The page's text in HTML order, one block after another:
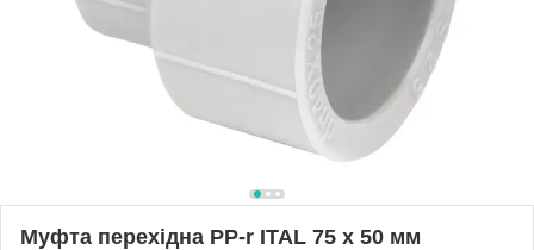
Муфта перехідна PP-r ITAL 75 x 50 мм